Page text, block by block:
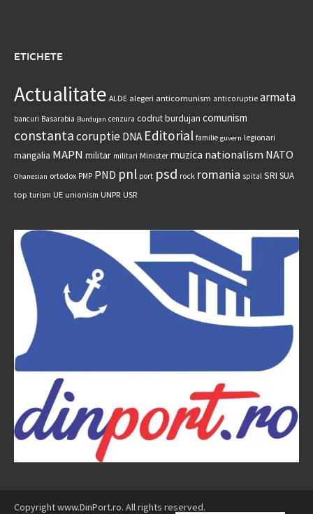
ETICHETE
Actualitate ALDE alegeri anticomunism anticoruptie armata
bancuri Basarabia Burdujan cenzura codrut burdujan comunism
constantacoruptie DNA Editorial familie guvern legionari
mangalia MAPN militar militari Minister muzica nationalism NATO
Ohanesian ortodox PMP PND pnl port psd rock romania spital SRI SUA
top turism UE unionism UNPR USR
Copyright www.DinPort.ro. All rights reserved.